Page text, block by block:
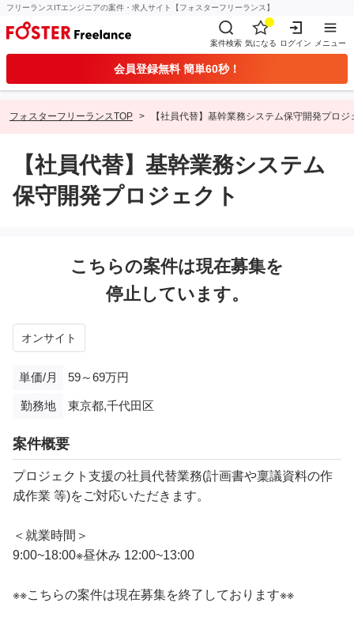
フリーランスITエンジニアの案件・求人サイト【フォスターフリーランス】
案件検索 気になる ログイン メニュー
会員登録無料 簡単60秒！
フォスターフリーランスTOP 【社員代替】基幹業務システム保守開発プロジ
【社員代替】基幹業務システム
保守開発プロジェクト
こちらの案件は現在募集を
停止しています。
オンサイト
単価/月 59～69万円
勤務地 東京都,千代田区
案件概要
プロジェクト支援の社員代替業務(計画書や稟議資料の作
成作業 等)をご対応いただきます。
＜就業時間＞
9:00~18:00※昼休み 12:00~13:00
※※こちらの案件は現在募集を終了しております※※